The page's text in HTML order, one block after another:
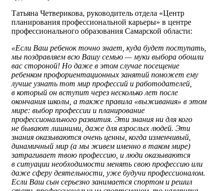
Татьяна Четверикова, руководитель отдела «Центр
планирования профессиональной карьеры» в центре
профессионального образования Самарской области:
«Если Ваш ребенок точно знает, куда будет поступать,
мы поздравляем всю Вашу семью — муки выбора обошли
вас стороной! Но даже в этом случае посещение
ребенком профориентационных занятий поможет ему
лучше узнать тот мир профессий и работодателей,
в который он вступит через несколько лет после
окончания школы, а также правила «выживания» в этом
мире: выбор профессии и планирование
профессионального развития. Эти знания ни для кого
не бывают лишними, даже для взрослых людей. Эти
знания оказываются очень ценны, когда изменчивый,
динамичный мир (а мы живем именно в таком мире)
затрагивает твою профессию, и люди оказываются
в ситуации необходимости менять свою профессию или
даже сферу деятельности, уже будучи профессионалом.
Если Ваш сын серьезно занимается спортом и решил